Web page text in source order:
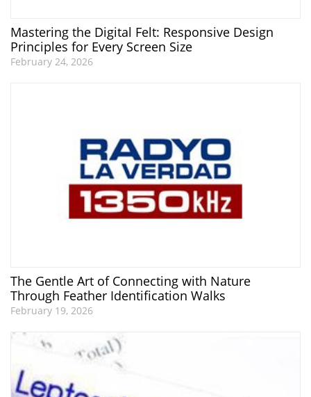
Mastering the Digital Felt: Responsive Design
Principles for Every Screen Size
February 24, 2026
The Gentle Art of Connecting with Nature
Through Feather Identification Walks
February 19, 2026